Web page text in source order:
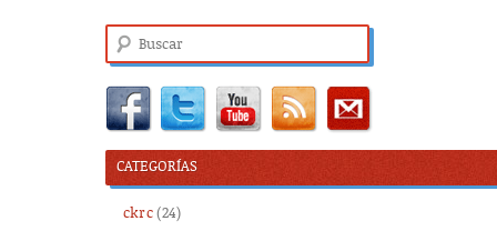
Buscar
CATEGORÍAS
ckrc(24)